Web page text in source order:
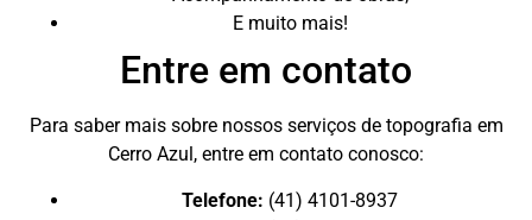
E muito mais!
Entre em contato
Para saber mais sobre nossos serviços de topografia em
Cerro Azul, entre em contato conosco:
Telefone: (41) 4101-8937